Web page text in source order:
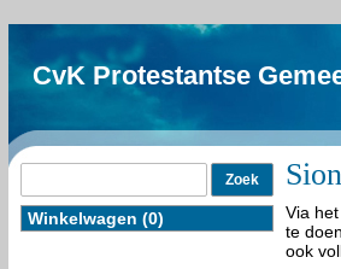
CvK Protestantse
Via
te
ook
Winkelwagen (0)